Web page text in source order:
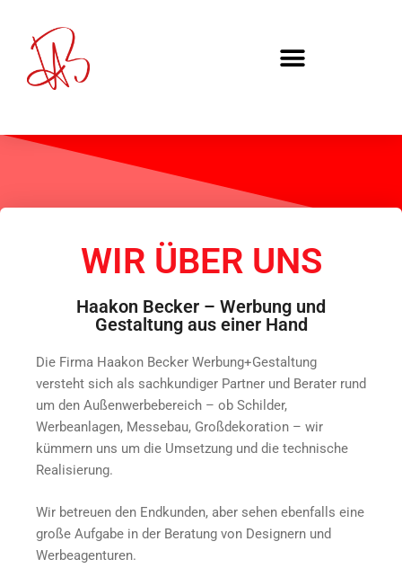
WIR ÜBER UNS
Haakon Becker – Werbung und
Gestaltung aus einer Hand
Die Firma Haakon Becker Werbung+Gestaltung
versteht sich als sachkundiger Partner und Berater rund
um den Außenwerbebereich – ob Schilder,
Werbeanlagen, Messebau, Großdekoration – wir
kümmern uns um die Umsetzung und die technische
Realisierung.
Wir betreuen den Endkunden, aber sehen ebenfalls eine
große Aufgabe in der Beratung von Designern und
Werbeagenturen.